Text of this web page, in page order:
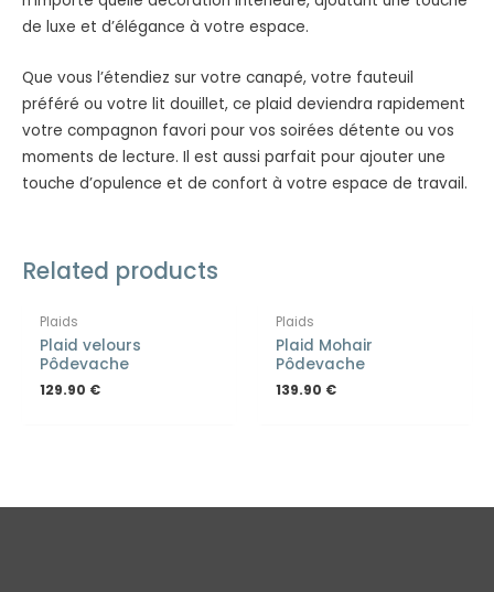
de luxe et d’élégance à votre espace.
Que vous l’étendiez sur votre canapé, votre fauteuil
préféré ou votre lit douillet, ce plaid deviendra rapidement
votre compagnon favori pour vos soirées détente ou vos
moments de lecture. Il est aussi parfait pour ajouter une
touche d’opulence et de confort à votre espace de travail.
Related products
Plaids
Plaid velours
Pôdevache
129.90 €
Plaids
Plaid Mohair
Pôdevache
139.90 €